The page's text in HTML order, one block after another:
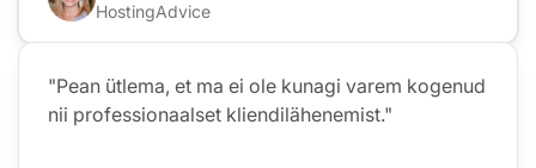
HostingAdvice
"Pean ütlema, et ma ei ole kunagi varem kogenud
nii professionaalset kliendilähenemist."